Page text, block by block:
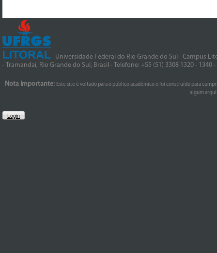
Universidade Federal do Rio Grande do Sul - Campus
- Tramandaí, Rio Grande do Sul, Brasil - Telefone: +55 (51) 3308 1320 - 1340
Nota Importante: Este site é voltado para o público acadêmico e foi construído para
algum
Login